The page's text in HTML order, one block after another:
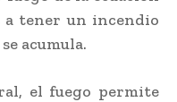
a tener un incendio
acumula.
el fuego permite